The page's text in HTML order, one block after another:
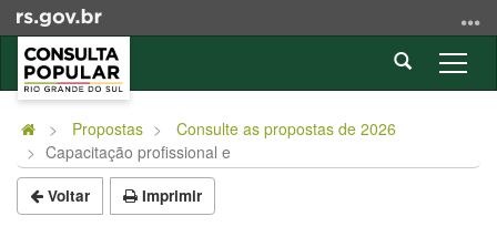
para
conteúdo
para
menu
a
Abrir
a
Início
conteúdo
Propostas
Consulte as propostas de 2026
Capacitação profissional e
Voltar Imprimir